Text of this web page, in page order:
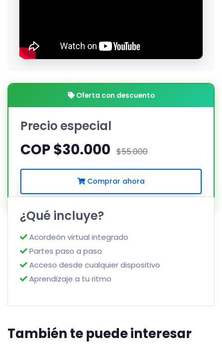
Oferta con descuento
Precio especial
COP $30.000 $55.000
Comprar ahora
¿Qué incluye?
Acordeón virtual integrado
Partes paso a paso
Acceso desde cualquier dispositivo
Aprendizaje a tu ritmo
También te puede interesar